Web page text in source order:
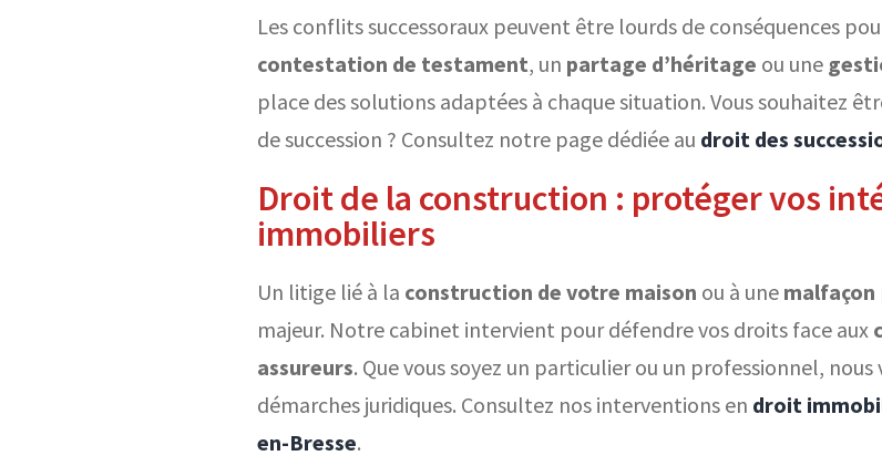
Les conflits successoraux peuvent être lourds de conséquences
contestation de testament, un partage d’héritage ou une
place des solutions adaptées à chaque situation. Vous souhaitez
de succession ? Consultez notre page dédiée au droit des
Droit de la construction : protéger vos
immobiliers
Un litige lié à la construction de votre maison ou à une malfaçon
majeur. Notre cabinet intervient pour défendre vos droits face aux
assureurs. Que vous soyez un particulier ou un professionnel,
démarches juridiques. Consultez nos interventions en droit
en-Bresse.